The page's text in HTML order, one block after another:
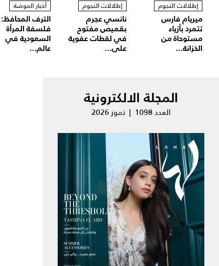
إطلالات النجوم
ميريام فارس
تتمرد بأزياء
مستوحاة من
الخزانة...
إطلالات النجوم
نانسي عجرم
بقميص مفتوح
في لقطات عفوية
على...
أخبار الموضة
الترف المحافظ:
فلسفة المرأة
السعودية في
عالم...
المجلة الالكترونية
العدد 1098 | تموز 2026